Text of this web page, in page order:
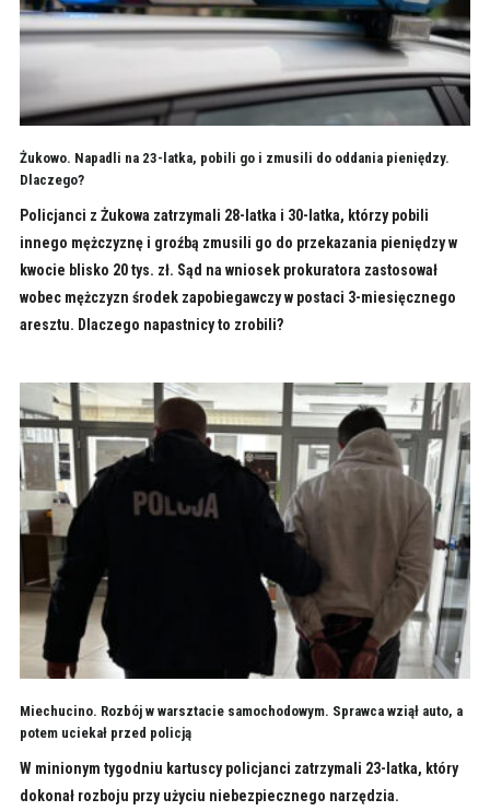
Żukowo. Napadli na 23-latka, pobili go i zmusili do oddania pieniędzy.
Dlaczego?
Policjanci z Żukowa zatrzymali 28-latka i 30-latka, którzy pobili
innego mężczyznę i groźbą zmusili go do przekazania pieniędzy w
kwocie blisko 20 tys. zł. Sąd na wniosek prokuratora zastosował
wobec mężczyzn środek zapobiegawczy w postaci 3-miesięcznego
aresztu. Dlaczego napastnicy to zrobili?
Miechucino. Rozbój w warsztacie samochodowym. Sprawca wziął auto, a
potem uciekał przed policją
W minionym tygodniu kartuscy policjanci zatrzymali 23-latka, który
dokonał rozboju przy użyciu niebezpiecznego narzędzia.